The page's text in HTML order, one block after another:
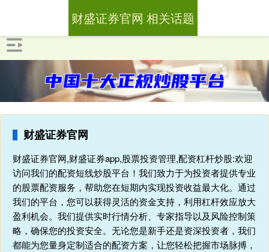
财盛证券官网
财盛证券官网,财盛证券app,股票投资管理,配资杠杆炒股:欢迎
访问我们的配资短线炒股平台！我们致力于为投资者提供专业
的股票配资服务，帮助您在短期内实现投资收益最大化。通过
我们的平台，您可以获得灵活的资金支持，利用杠杆效应放大
盈利机会。我们提供实时行情分析、专家指导以及风险控制策
略，确保您的投资安全。无论您是新手还是资深投资者，我们
都能为您量身定制适合的配资方案，让您轻松把握市场脉搏，
财盛证券官网 相关话题